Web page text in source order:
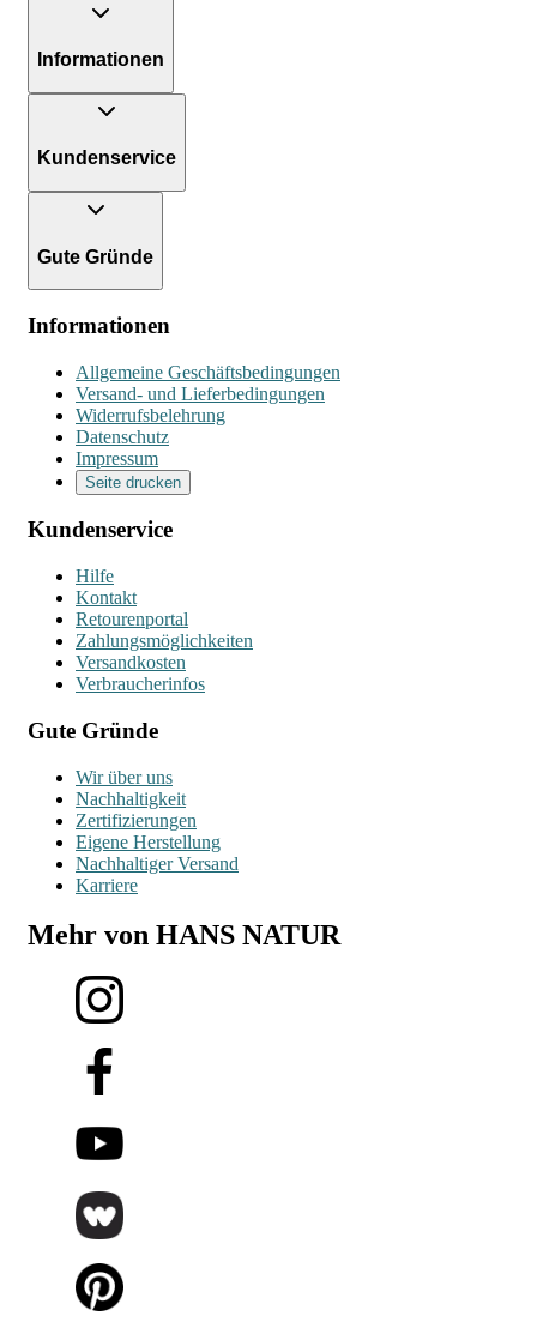
Informationen
Kundenservice
Gute Gründe
Informationen
Allgemeine Geschäftsbedingungen
Versand- und Lieferbedingungen
Widerrufsbelehrung
Datenschutz
Impressum
Seite drucken
Kundenservice
Hilfe
Kontakt
Retourenportal
Zahlungsmöglichkeiten
Versandkosten
Verbraucherinfos
Gute Gründe
Wir über uns
Nachhaltigkeit
Zertifizierungen
Eigene Herstellung
Nachhaltiger Versand
Karriere
Mehr von HANS NATUR